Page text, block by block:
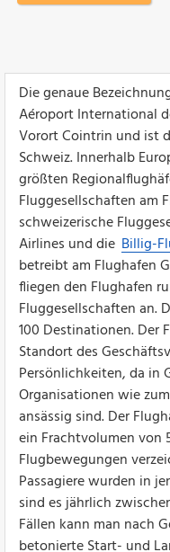
Die genaue
Aéroport International
Vorort Cointrin und ist
Schweiz. Innerhalb
größten
Fluggesellschaften am
schweizerische
Airlines und die Billig-
betreibt am Flughafen
fliegen den Flughafen
Fluggesellschaften an.
100 Destinationen.
Standort des
Persönlichkeiten, da in
Organisationen wie
ansässig sind. Der
ein Frachtvolumen von
Flugbewegungen
Passagiere wurden in
sind es jährlich
Fällen kann man nach
betonierte Start- und